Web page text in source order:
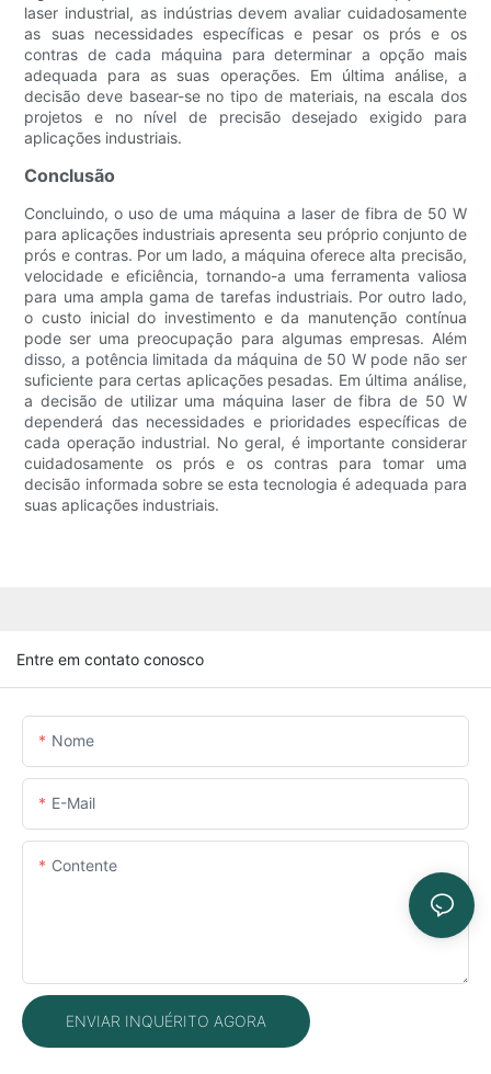
laser industrial, as indústrias devem avaliar cuidadosamente
as suas necessidades específicas e pesar os prós e os
contras de cada máquina para determinar a opção mais
adequada para as suas operações. Em última análise, a
decisão deve basear-se no tipo de materiais, na escala dos
projetos e no nível de precisão desejado exigido para
aplicações industriais.
Conclusão
Concluindo, o uso de uma máquina a laser de fibra de 50 W
para aplicações industriais apresenta seu próprio conjunto de
prós e contras. Por um lado, a máquina oferece alta precisão,
velocidade e eficiência, tornando-a uma ferramenta valiosa
para uma ampla gama de tarefas industriais. Por outro lado,
o custo inicial do investimento e da manutenção contínua
pode ser uma preocupação para algumas empresas. Além
disso, a potência limitada da máquina de 50 W pode não ser
suficiente para certas aplicações pesadas. Em última análise,
a decisão de utilizar uma máquina laser de fibra de 50 W
dependerá das necessidades e prioridades específicas de
cada operação industrial. No geral, é importante considerar
cuidadosamente os prós e os contras para tomar uma
decisão informada sobre se esta tecnologia é adequada para
suas aplicações industriais.
Entre em contato conosco
Nome
E-Mail
Contente
ENVIAR INQUÉRITO AGORA